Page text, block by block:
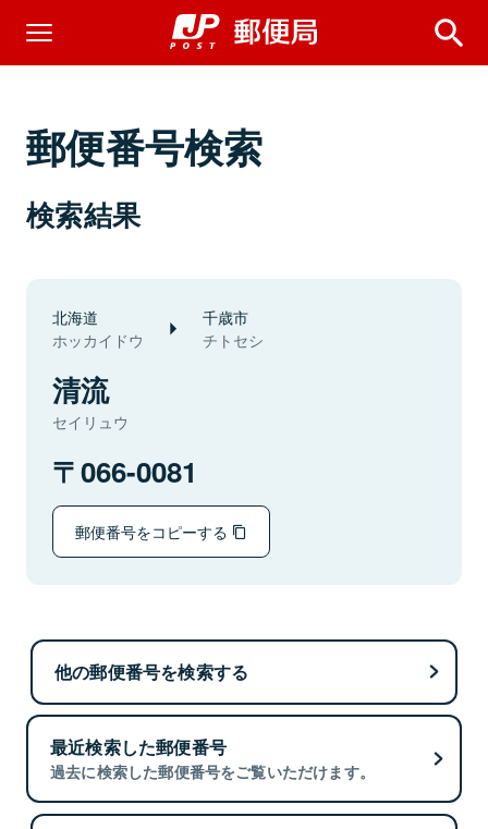
郵便番号検索
検索結果
北海道
ホッカイドウ
千歳市
チトセシ
清流
セイリュウ
066-0081
郵便番号をコピーする
他の郵便番号を検索する
最近検索した郵便番号
過去に検索した郵便番号をご覧いただけます。